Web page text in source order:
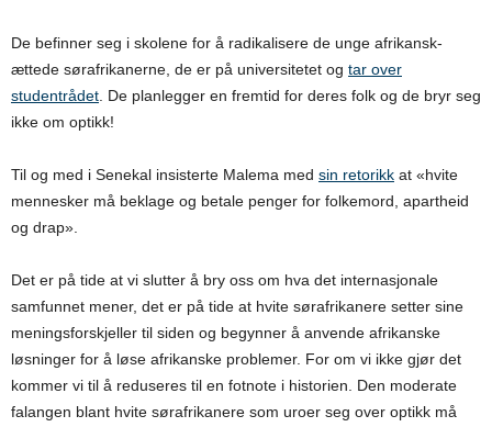
De befinner seg i skolene for å radikalisere de unge afrikansk-
ættede sørafrikanerne, de er på universitetet og tar over
studentrådet . De planlegger en fremtid for deres folk og de bryr seg
ikke om optikk!
Til og med i Senekal insisterte Malema med sin retorikk at «hvite
mennesker må beklage og betale penger for folkemord, apartheid
og drap».
Det er på tide at vi slutter å bry oss om hva det internasjonale
samfunnet mener, det er på tide at hvite sørafrikanere setter sine
meningsforskjeller til siden og begynner å anvende afrikanske
løsninger for å løse afrikanske problemer. For om vi ikke gjør det
kommer vi til å reduseres til en fotnote i historien. Den moderate
falangen blant hvite sørafrikanere som uroer seg over optikk må